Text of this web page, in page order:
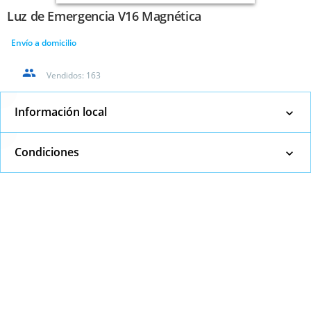
Luz de Emergencia V16 Magnética
Envío a domicilio
Vendidos: 163
Información local
Condiciones